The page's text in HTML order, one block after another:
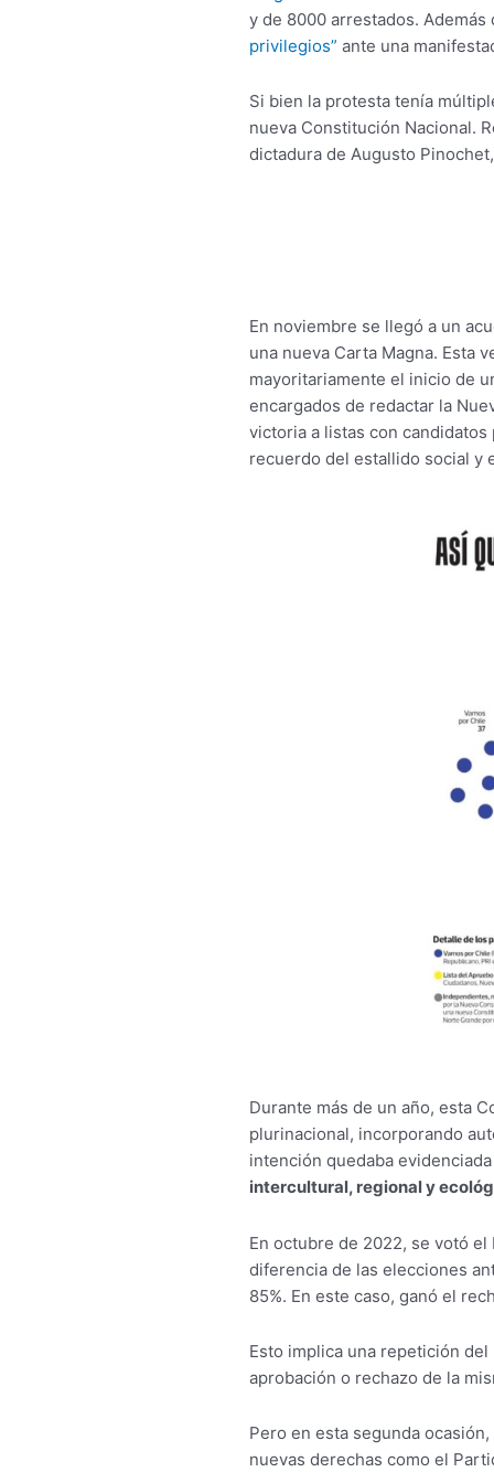
y de 8000 arrestados.
privilegios” ante una
Si bien la protesta tenía
nueva Constitución Nacional.
dictadura de Augusto
En noviembre se llegó a un
una nueva Carta Magna. Esta
mayoritariamente el inicio de
encargados de redactar la
victoria a listas con
recuerdo del estallido social y
Durante más de un año, esta
plurinacional, incorporando
intención quedaba
intercultural, regional y
En octubre de 2022, se votó
diferencia de las elecciones
85%. En este caso, ganó el
Esto implica una repetición
aprobación o rechazo de la
Pero en esta segunda
nuevas derechas como el